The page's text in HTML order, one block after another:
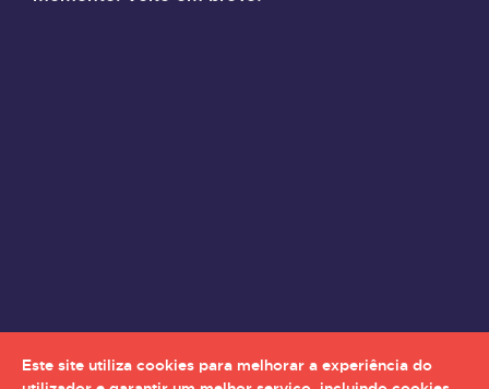
Este site utiliza cookies para melhorar a experiência do